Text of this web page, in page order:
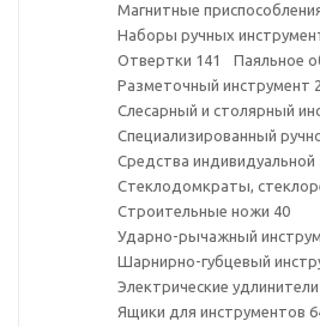
Магнитные
Наборы ручных
Отвертки 141
Паяльное
Разметочный инструмент
Слесарный и столярный
Специализированный
Средства
Стеклодомкраты,
Строительные ножи 40
Ударно-рычажный
Шарнирно-губцевый
Электрические удлинители
Ящики для инструментов